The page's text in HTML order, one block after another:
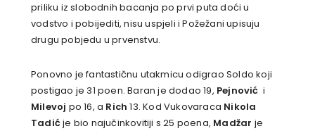
priliku iz slobodnih bacanja po prvi puta doći u
vodstvo i pobijediti, nisu uspjeli i Požežani upisuju
drugu pobjedu u prvenstvu.
Ponovno je fantastičnu utakmicu odigrao Soldo koji
postigao je 31 poen. Baran je dodao 19, Pejnović i
Milevoj po 16, a Rich 13. Kod Vukovaraca Nikola
Tadićje bio najučinkovitiji s 25 poena, Madžar je